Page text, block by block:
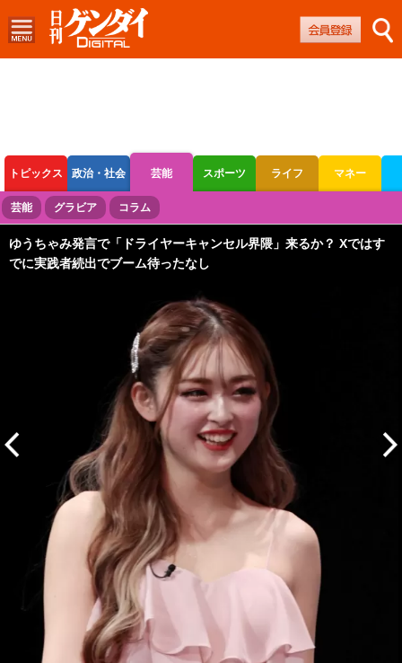
トピックス 政治・社会 芸能 スポーツ ライフ マネー
ボートレース 競輪 オートレース
芸能 グラビア コラム
ゆうちゃみ発言で「ドライヤーキャンセル界隈」来るか？ Xではす
でに実践者続出でブーム待ったなし